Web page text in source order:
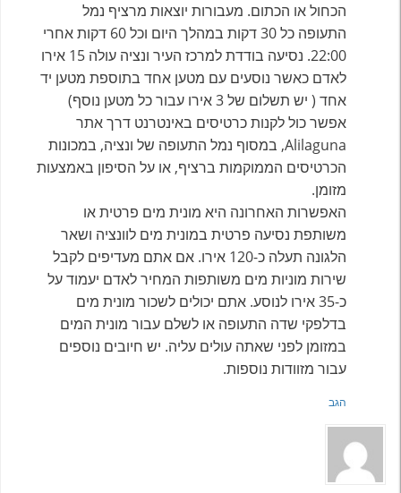
הכחול או הכתום. מעבורות יוצאות מרציף נמל
התעופה כל 30 דקות במהלך היום וכל 60 דקות אחרי
22:00. נסיעה בודדת למרכז העיר ונציה עולה 15 אירו
לאדם כאשר נוסעים עם מטען אחד בתוספת מטען יד
אחד ( יש תשלום של 3 אירו עבור כל מטען נוסף)
אפשר כול לקנות כרטיסים באינטרנט דרך אתר
Alilaguna, במסוף נמל התעופה של ונציה, במכונות
הכרטיסים הממוקמות ברציף, או על הסיפון באמצעות
מזומן.
האפשרות האחרונה היא מונית מים פרטית או
משותפת נסיעה פרטית במונית מים לוונציה ושאר
הלגונה תעלה כ-120 אירו. אם אתם מעדיפים לקבל
שירות מוניות מים משותפות המחיר לאדם יעמוד על
כ-35 אירו לנוסע. אתם יכולים לשכור מונית מים
בדלפקי שדה התעופה או לשלם עבור מונית המים
במזומן לפני שאתה עולים עליה. יש חיובים נוספים
עבור מזוודות נוספות.
הגב